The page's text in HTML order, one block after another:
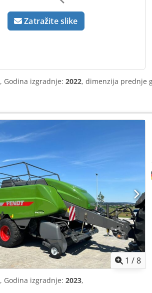
Zatražite slike
, Godina izgradnje: 2022, dimenzija prednje
1 /8
, Godina izgradnje: 2023,